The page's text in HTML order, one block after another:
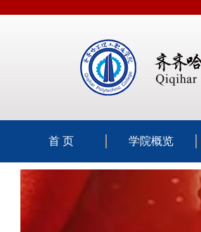
首 页 学院概览